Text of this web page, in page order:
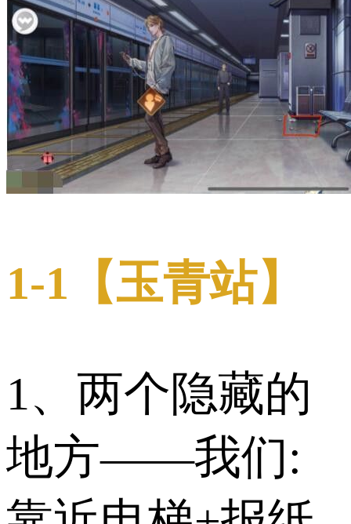
1-1【玉青站】
1、两个隐藏的
地方——我们: